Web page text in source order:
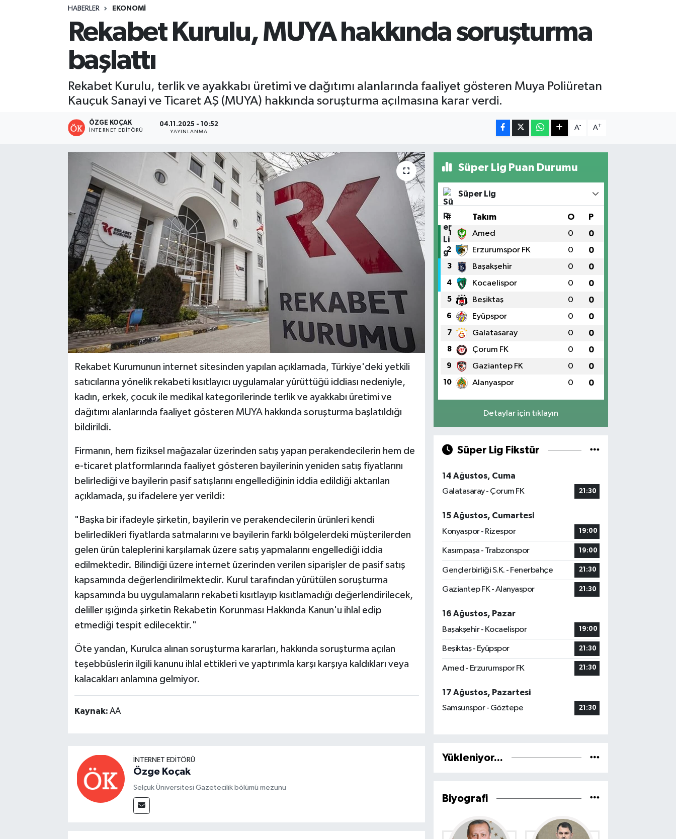
HABERLER EKONOMI
Rekabet Kurulu, MUYA hakkında soruşturma
başlattı
Rekabet Kurulu, terlik ve ayakkabı üretimi ve dağıtımı alanlarında faaliyet gösteren Muya Poliüretan
Kauçuk Sanayi ve Ticaret AŞ (MUYA) hakkında soruşturma açılmasına karar verdi.
ÖZGE KOÇAK
İNTERNET EDITÖRÜ
04.11.2025 - 10:52
YAYINLANMA
A- A+
Rekabet Kurumunun internet sitesinden yapılan açıklamada, Türkiye'deki yetkili
satıcılarına yönelik rekabeti kısıtlayıcı uygulamalar yürüttüğü iddiası nedeniyle,
kadın, erkek, çocuk ile medikal kategorilerinde terlik ve ayakkabı üretimi ve
dağıtımı alanlarında faaliyet gösteren MUYA hakkında soruşturma başlatıldığı
bildirildi.
Firmanın, hem fiziksel mağazalar üzerinden satış yapan perakendecilerin hem de
e-ticaret platformlarında faaliyet gösteren bayilerinin yeniden satış fiyatlarını
belirlediği ve bayilerin pasif satışlarını engellediğinin iddia edildiği aktarılan
açıklamada, şu ifadelere yer verildi:
"Başka bir ifadeyle şirketin, bayilerin ve perakendecilerin ürünleri kendi
belirledikleri fiyatlarda satmalarını ve bayilerin farklı bölgelerdeki müşterilerden
gelen ürün taleplerini karşılamak üzere satış yapmalarını engellediği iddia
edilmektedir. Bilindiği üzere internet üzerinden verilen siparişler de pasif satış
kapsamında değerlendirilmektedir. Kurul tarafından yürütülen soruşturma
kapsamında bu uygulamaların rekabeti kısıtlayıp kısıtlamadığı değerlendirilecek,
deliller ışığında şirketin Rekabetin Korunması Hakkında Kanun'u ihlal edip
etmediği tespit edilecektir."
Öte yandan, Kurulca alınan soruşturma kararları, hakkında soruşturma açılan
teşebbüslerin ilgili kanunu ihlal ettikleri ve yaptırımla karşı karşıya kaldıkları veya
kalacakları anlamına gelmiyor.
Kaynak: AA
İNTERNET EDITÖRÜ
Özge Koçak
Selçuk Üniversitesi Gazetecilik bölümü mezunu
Süper Lig Puan Durumu
Süper Lig
# Takım O P
1 Amed 0 0
2 Erzurumspor FK 0 0
3 Başakşehir 0 0
4 Kocaelispor 0 0
5 Beşiktaş 0 0
6 Eyüpspor 0 0
7 Galatasaray 0 0
8 Çorum FK 0 0
9 Gaziantep FK 0 0
10 Alanyaspor 0 0
Detaylar için tıklayın
Süper Lig Fikstür
14 Ağustos, Cuma
Galatasaray - Çorum FK
21:30
15 Ağustos, Cumartesi
Konyaspor - Rizespor
19:00
Kasımpaşa - Trabzonspor 19:00
Gençlerbirliği S.K. - Fenerbahçe 21:30
Gaziantep FK - Alanyaspor 21:30
16 Ağustos, Pazar
Başakşehir - Kocaelispor
19:00
Beşiktaş - Eyüpspor 21:30
Amed - Erzurumspor FK 21:30
17 Ağustos, Pazartesi
Samsunspor - Göztepe
21:30
Yükleniyor...
Biyografi
Kültür - Sanat
Lider Haber TV Canlı Yayın izle